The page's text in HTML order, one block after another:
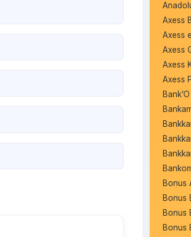
Axess
Axess
Axess
Axess
Axess
Bonus
Bonus
Bonus
Bonus